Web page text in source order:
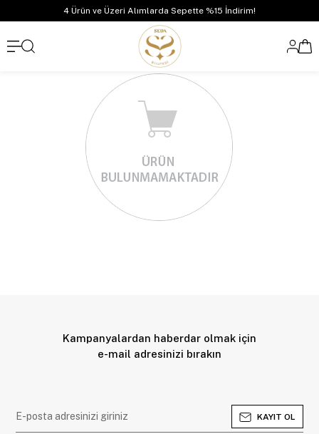
4 Ürün ve Üzeri Alımlarda Sepette %15 İndirim!
Kampanyalardan haberdar olmak için
e-mail adresinizi bırakın
KAYIT OL